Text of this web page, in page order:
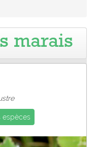
Pro
marais
espèces